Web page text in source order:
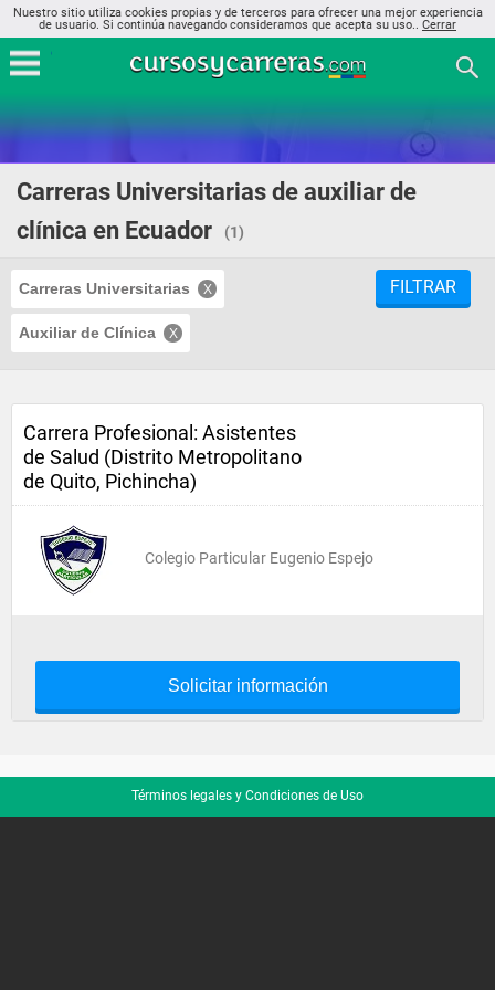
Nuestro sitio utiliza cookies propias y de terceros para ofrecer una mejor experiencia
de usuario. Si continúa navegando consideramos que acepta su uso.. Cerrar
Carreras Universitarias de auxiliar de
clínica en Ecuador
(1)
Carreras Universitarias
Auxiliar de Clínica
FILTRAR
Carrera Profesional: Asistentes
de Salud (Distrito Metropolitano
de Quito, Pichincha)
Colegio Particular Eugenio Espejo
Solicitar información
Términos legales y Condiciones de Uso